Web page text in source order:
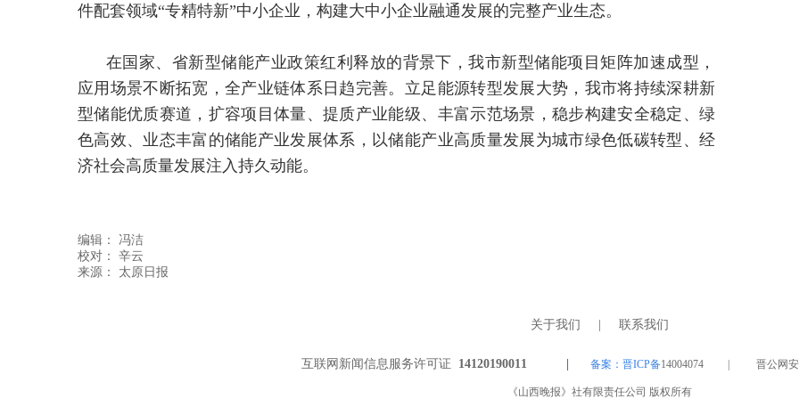
件配套领域“专精特新”中小企业，构建大中小企业融通发展的完整产业生态。
在国家、省新型储能产业政策红利释放的背景下，我市新型储能项目矩阵加速成型，
应用场景不断拓宽，全产业链体系日趋完善。立足能源转型发展大势，我市将持续深耕新
型储能优质赛道，扩容项目体量、提质产业能级、丰富示范场景，稳步构建安全稳定、绿
色高效、业态丰富的储能产业发展体系，以储能产业高质量发展为城市绿色低碳转型、经
济社会高质量发展注入持久动能。
编辑： 冯洁
校对： 辛云
关于我们 联系我们
互联网新闻信息服务许可证 14120190011 | 备案：晋ICP备14004074 | 晋公网安备
《山西晚报》社有限责任公司 版权所有